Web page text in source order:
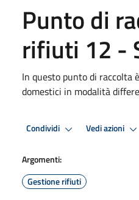
Punto di
rifiuti 12 -
In questo punto di raccolta
domestici in modalità
Condividi Vedi azioni
Argomenti:
Gestione rifiuti